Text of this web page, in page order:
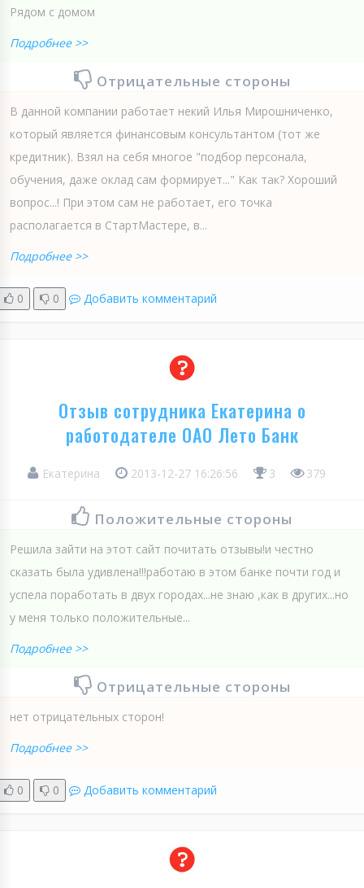
Рядом с домом
Подробнее >>
Отрицательные стороны
В данной компании работает некий Илья Мирошниченко,
который является финансовым консультантом (тот же
кредитник). Взял на себя многое "подбор персонала,
обучения, даже оклад сам формирует..." Как так? Хороший
вопрос...! При этом сам не работает, его точка
располагается в СтартМастере, в...
Подробнее >>
0 0 Добавить комментарий
Отзыв сотрудника Екатерина о
работодателе ОАО Лето Банк
Екатерина 2013-12-27 16:26:56 3 379
Положительные стороны
Решила зайти на этот сайт почитать отзывы!и честно
сказать была удивлена!!!работаю в этом банке почти год и
успела поработать в двух городах...не знаю ,как в других...но
у меня только положительные...
Подробнее >>
Отрицательные стороны
нет отрицательных сторон!
Подробнее >>
0 0 Добавить комментарий